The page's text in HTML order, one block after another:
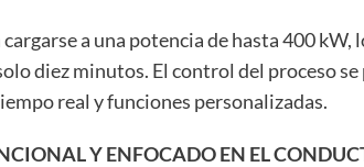
a una potencia de hasta 400
diez minutos. El control del proceso
real y funciones personalizadas.
Y ENFOCADO EN EL